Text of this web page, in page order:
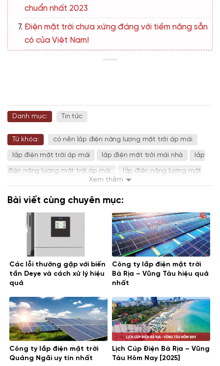
chuẩn nhất 2023
Điện mặt trời chưa xứng đáng với tiềm năng sẵn
có của Việt Nam!
Danh mục: Tin tức
Xem thêm
Từ khóa: có nên lắp điện năng lượng mặt trời áp mái
lắp điện mặt trời áp mái lắp điện mặt trời mái nhà lắp
điện năng lượng mặt trời áp mái lắp điện năng lượng mặt
trời mái nhà điện mặt trời điện mặt trời áp mái điện
mặt trời cho mái nhà điện mặt trời mái nhà
lượng mặt trời điện năng lượng mặt trời mái nhà
Bài viết cùng chuyên mục:
Các lỗi thường gặp với biến
tần Deye và cách xử lý hiệu
quả
Công ty lắp điện mặt trời
Bà Rịa – Vũng Tàu hiệu quả
nhất
Công ty lắp điện mặt trời
Quảng Ngãi uy tín nhất
Lịch Cúp Điện Bà Rịa – Vũng
Tàu Hôm Nay [2025]